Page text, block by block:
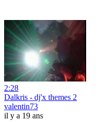
2:28
Dalkris - dj'x themes 2
valentin73
il y a 19 ans